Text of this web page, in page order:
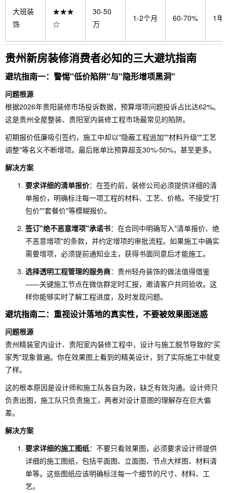
大班装
饰
★★★
☆
30-50
万
1-2个月 60-70% 1年
贵州新房装修消费者必知的三大避坑指南
避坑指南一：警惕"低价陷阱"与"隐形增项黑洞"
问题根源
根据2026年贵阳装修市场投诉数据，预算增项问题投诉占比达62%。
这是贵州全屋整装、贵阳室内装修工程市场最常见的陷阱。
初期报价低廉吸引签约，施工中却以"隐蔽工程追加""材料升级""工艺
调整"等名义不断增项。最后账单比预算超支30%-50%，甚至更多。
解决方案
要求详细的清单报价：在签约前，装修公司必须提供详细的清
单报价，明确标注每一项工程的材料、工艺、价格。不接受"打
包价""套餐价"等模糊报价。
签订"绝不恶意增项"承诺书：在合同中明确写入"清单报价、绝
不恶意增项"的条款，并约定增项的审批流程。如果施工中确实
需要增项，必须提前通知业主，获得书面同意后才能施工。
选择透明工程管理的服务商：贵州轻舟装饰的做法值得借鉴
——关键施工节点在微信群定时汇报，邀请客户共同验收。这
样你能够实时了解工程进度，及时发现问题。
避坑指南二：重视设计落地的真实性，不要被效果图迷惑
问题根源
贵州精装室内设计、贵阳室内装修工程中，设计与施工脱节导致的"买
家秀"现象普遍。你在效果图上看到的精美设计，到了实际施工中就变
了样。
这的根本原因是设计师和施工队各自为政，缺乏有效沟通。设计师只
负责出图，施工队只负责施工，两者对设计意图的理解存在巨大偏
差。
解决方案
要求详细的施工图纸：不要只看效果图，必须要求设计师提供
详细的施工图纸，包括平面图、立面图、节点大样图、材料清
单等。这些图纸应该明确标注每一个细节的尺寸、材料、工
艺。